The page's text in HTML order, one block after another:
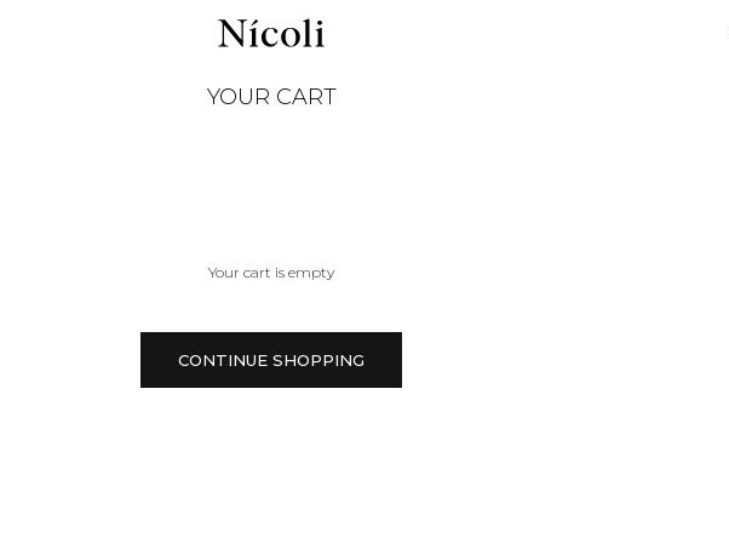
YOUR CART
Your cart is empty